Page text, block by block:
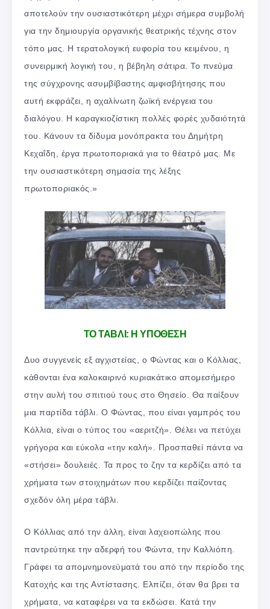
αποτελούν την ουσιαστικότερη μέχρι σήμερα συμβολή
για την δημιουργία οργανικής θεατρικής τέχνης στον
τόπο μας. Η τερατολογική ευφορία του κειμένου, η
συνειρμική λογική του, η βέβηλη σάτιρα. Το πνεύμα
της σύγχρονης ασυμβίβαστης αμφισβήτησης που
αυτή εκφράζει, η αχαλίνωτη ζωϊκή ενέργεια του
διαλόγου. Η καραγκιοζίστικη πολλές φορές χυδαιότητά
του. Κάνουν τα δίδυμα μονόπρακτα του Δημήτρη
Κεχαΐδη, έργα πρωτοποριακά για το θέατρό μας. Με
την ουσιαστικότερη σημασία της λέξης
πρωτοποριακός.»
ΤΟ ΤΑΒΛΙ: Η ΥΠΟΘΕΣΗ
Δυο συγγενείς εξ αγχιστείας, ο Φώντας και ο Κόλλιας,
κάθονται ένα καλοκαιρινό κυριακάτικο απομεσήμερο
στην αυλή του σπιτιού τους στο Θησείο. Θα παίξουν
μια παρτίδα τάβλι. Ο Φώντας, που είναι γαμπρός του
Κόλλια, είναι ο τύπος του «αεριτζή». Θέλει να πετύχει
γρήγορα και εύκολα «την καλή». Προσπαθεί πάντα να
«στήσει» δουλειές. Τα προς το ζην τα κερδίζει από τα
χρήματα των στοιχημάτων που κερδίζει παίζοντας
σχεδόν όλη μέρα τάβλι.
Ο Κόλλιας από την άλλη, είναι λαχειοπώλης που
παντρεύτηκε την αδερφή του Φώντα, την Καλλιόπη.
Γράφει τα απομνημονεύματά του από την περίοδο της
Κατοχής και της Αντίστασης. Ελπίζει, όταν θα βρει τα
χρήματα, να καταφέρει να τα εκδώσει. Κατά την